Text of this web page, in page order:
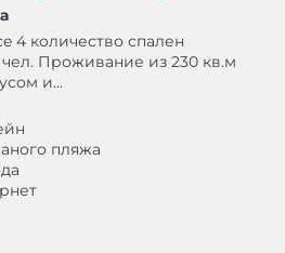
4 количество спален
Проживание из 230 кв.м
и...
пляжа